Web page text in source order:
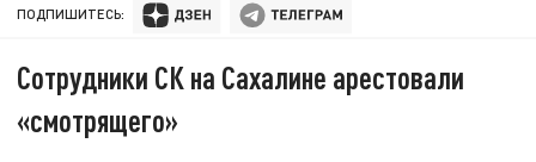
ПОДПИШИТЕСЬ:
Сотрудники СК на Сахалине арестовали
«смотрящего»